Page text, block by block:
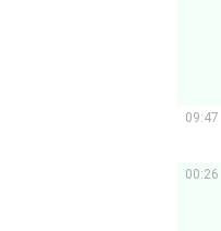
09:47
00:26